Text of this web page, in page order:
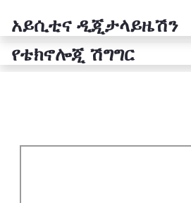
አይሲቲና ዲጂታላይዜሽን
የቴክኖሎጂ ሽግግር